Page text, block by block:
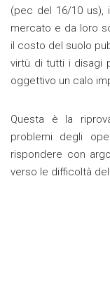
(pec del 16/10 us),
mercato e da loro
il costo del suolo
virtù di tutti i disagi
oggettivo un calo
Questa è la
problemi degli
rispondere con
verso le difficoltà